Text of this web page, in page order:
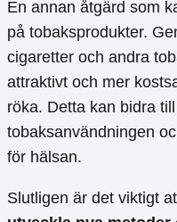
En annan åtgärd som
på tobaksprodukter.
cigaretter och andra
attraktivt och mer
röka. Detta kan bidra
tobaksanvändningen
för hälsan.
Slutligen är det viktigt